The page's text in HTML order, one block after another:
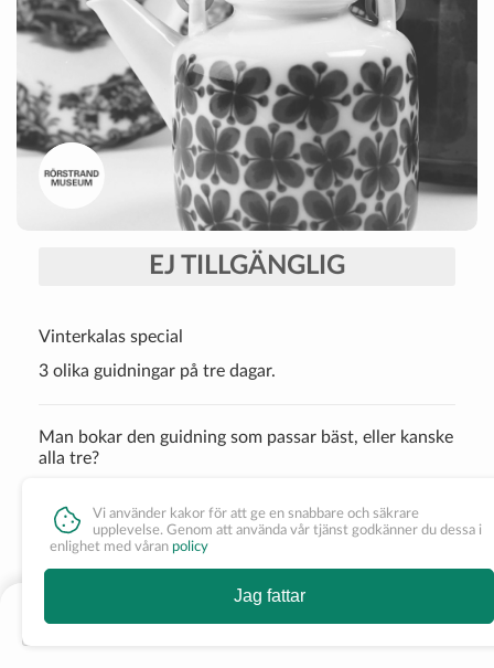
EJ TILLGÄNGLIG
Vinterkalas special
3 olika guidningar på tre dagar.
Man bokar den guidning som passar bäst, eller kanske
alla tre?
Vinterkalasets special guidningar
Under vinterkalaset erbjuder vi tre olika guidningar.
Vi använder kakor för att ge en snabbare och säkrare
upplevelse. Genom att använda vår tjänst godkänner du dessa i
enlighet med våran policy
Jag fattar